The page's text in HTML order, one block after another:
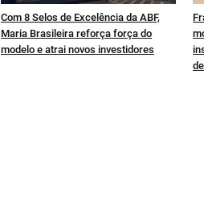
Com 8 Selos de Excelência da ABF,
Maria Brasileira reforça força do
modelo e atrai novos investidores